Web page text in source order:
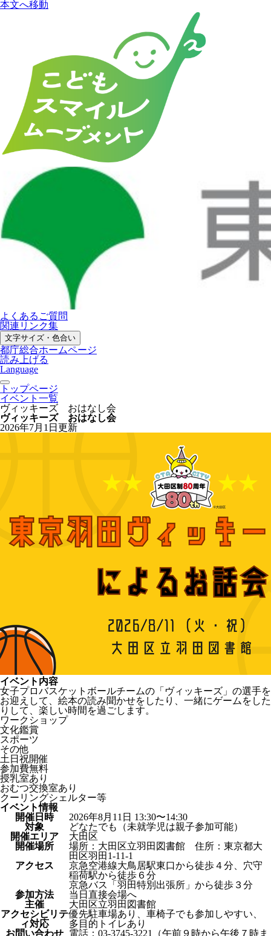
本文へ移動
よくあるご質問
関連リンク集
文字サイズ・色合い
都庁総合ホームページ
読み上げる
Language
トップページ
イベント一覧
ヴィッキーズ おはなし会
ヴィッキーズ おはなし会
2026年7月1日更新
イベント内容
女子プロバスケットボールチームの「ヴィッキーズ」の選手を
お迎えして、絵本の読み聞かせをしたり、一緒にゲームをした
りして、楽しい時間を過ごします。
ワークショップ
文化鑑賞
スポーツ
その他
土日祝開催
参加費無料
授乳室あり
おむつ交換室あり
クーリングシェルター等
イベント情報
開催日時
2026年8月11日 13:30〜14:30
対象
どなたでも（未就学児は親子参加可能）
開催エリア
大田区
開催場所
場所：大田区立羽田図書館 住所：東京都大
田区羽田1-11-1
アクセス
京急空港線大鳥居駅東口から徒歩４分、穴守
稲荷駅から徒歩６分
京急バス「羽田特別出張所」から徒歩３分
参加方法
当日直接会場へ
主催
大田区立羽田図書館
アクセシビリテ
ィ対応
優先駐車場あり、車椅子でも参加しやすい、
多目的トイレあり
お問い合わせ 電話：03-3745-3221（午前９時から午後７時ま